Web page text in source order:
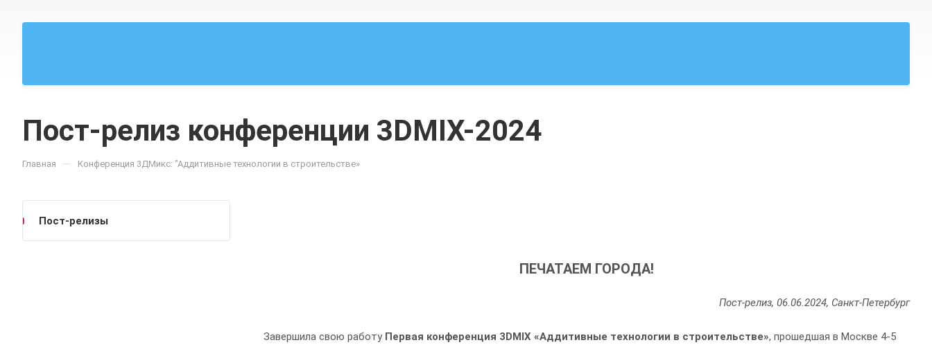
Пост-релиз конференции 3DMIX-2024
Главная — Конференция 3ДМикс: "Аддитивные технологии в строительстве»
ПЕЧАТАЕМ ГОРОДА!
Пост-релиз, 06.06.2024, Санкт-Петербург
Завершила свою работу Первая конференция 3DMIX «Аддитивные технологии в строительстве», прошедшая в Москве 4-5
Пост-релизы